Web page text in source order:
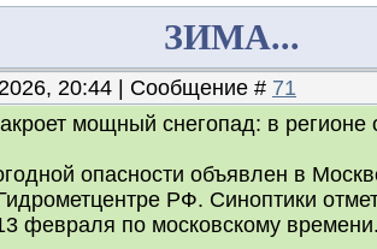
ЗИМА...
20:44 | Сообщение # 71
мощный снегопад: в
опасности объявлен в
РФ. Синоптики
февраля по московскому времени.